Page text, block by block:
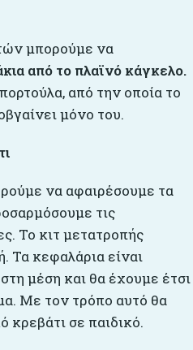
μπορούμε να
από το πλαϊνό κάγκελο.
από την οποία το
μόνο του.
να αφαιρέσουμε τα
τις
Το κιτ μετατροπής
Τα κεφαλάρια είναι
μέση και θα έχουμε έτσι
Με τον τρόπο αυτό θα
σε παιδικό.